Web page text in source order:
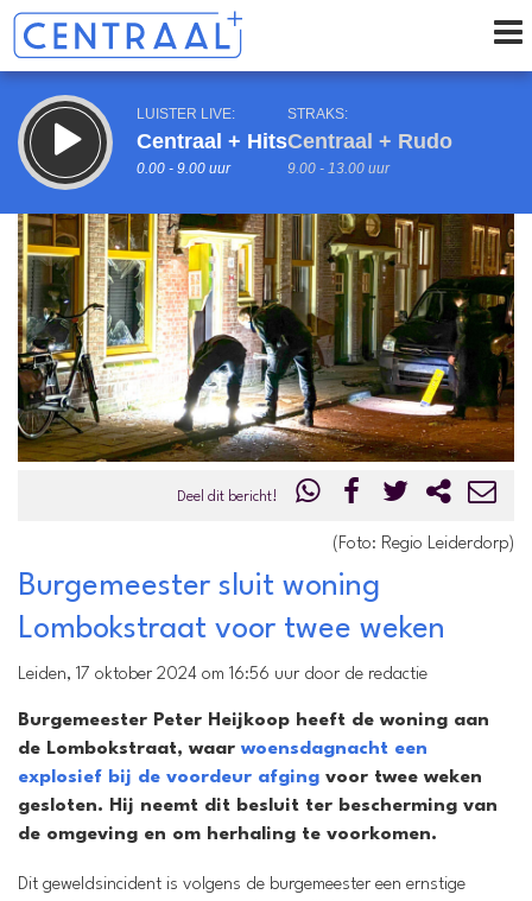
LUISTER LIVE:
Centraal + Hits
0.00 - 9.00 uur
STRAKS:
Centraal + Rudo
9.00 - 13.00 uur
Vorig uur uur 1 van 0 Volgend uur
Inklappen
Deel dit bericht!
(Foto: Regio Leiderdorp)
Burgemeester sluit woning
Lombokstraat voor twee weken
Leiden, 17 oktober 2024 om 16:56 uur door de redactie
Burgemeester Peter Heijkoop heeft de woning aan
de Lombokstraat, waar woensdagnacht een
explosief bij de voordeur afging voor twee weken
gesloten. Hij neemt dit besluit ter bescherming van
de omgeving en om herhaling te voorkomen.
Dit geweldsincident is volgens de burgemeester een ernstige